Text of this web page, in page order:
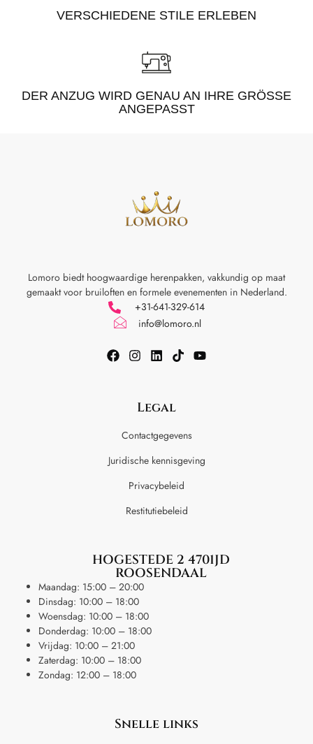
VERSCHIEDENE STILE ERLEBEN
DER ANZUG WIRD GENAU AN IHRE GRÖSSE A
NGEPASST
Lomoro biedt hoogwaardige herenpakken, vakkundig op maat
gemaakt voor bruiloften en formele evenementen in Nederland.
+31-641-329-614
info@lomoro.nl
Legal
Contactgegevens
Juridische kennisgeving
Privacybeleid
Restitutiebeleid
HOGESTEDE 2 4701JD
ROOSENDAAL
Maandag: 15:00 – 20:00
Dinsdag: 10:00 – 18:00
Woensdag: 10:00 – 18:00
Donderdag: 10:00 – 18:00
Vrijdag: 10:00 – 21:00
Zaterdag: 10:00 – 18:00
Zondag: 12:00 – 18:00
Snelle links